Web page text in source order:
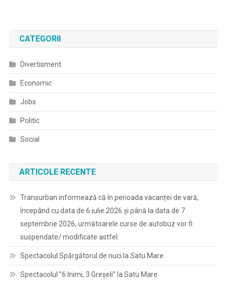
CATEGORII
Divertisment
Economic
Jobs
Politic
Social
ARTICOLE RECENTE
Transurban informează că în perioada vacanței de vară,
începând cu data de 6 iulie 2026 și până la data de 7
septembrie 2026, următoarele curse de autobuz vor fi
suspendate/ modificate astfel:
Spectacolul Spărgătorul de nuci la Satu Mare
Spectacolul ”6 Inimi, 3 Greșeli” la Satu Mare